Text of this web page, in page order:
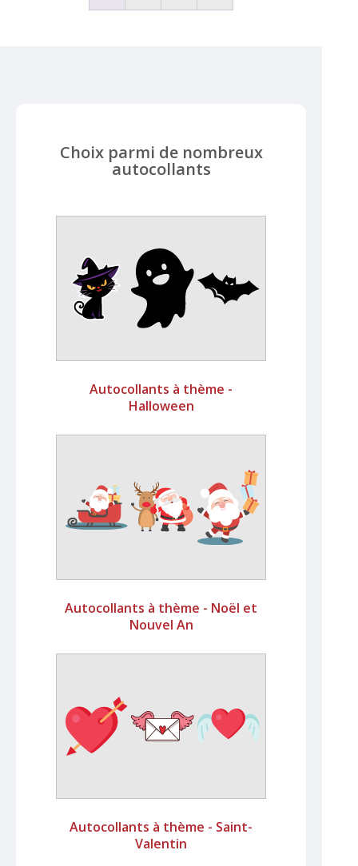
Choix parmi de nombreux
autocollants
Autocollants à thème -
Halloween
Autocollants à thème - Noël et
Nouvel An
Autocollants à thème - Saint-
Valentin